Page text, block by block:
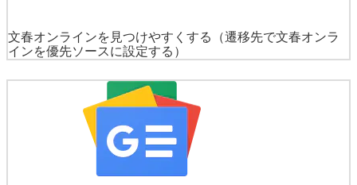
文春オンラインを見つけやすくする
（遷移先で文春オンラ
インを優先ソースに設定する）